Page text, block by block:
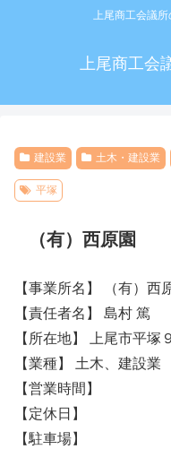
上尾商工会議
上尾商工会
建設業 土木・建設業
平塚
（有）西原園
【事業所名】 （有）西
【責任者名】 島村 篤
【所在地】 上尾市平塚
【業種】 土木、建設業
【営業時間】
【定休日】
【駐車場】